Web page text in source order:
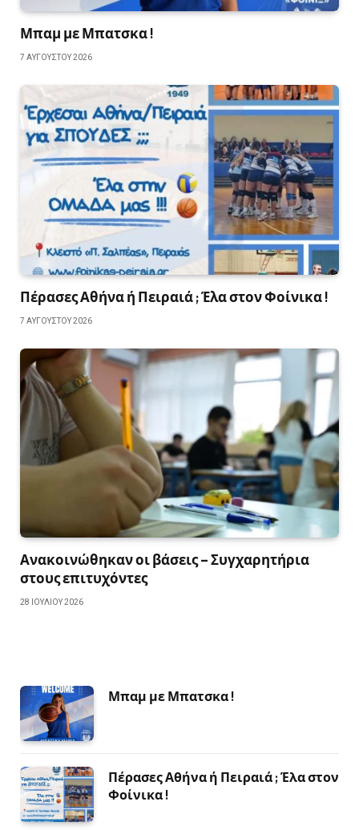
Μπαμ με Μπατσκα !
7 ΑΥΓΟΎΣΤΟΥ 2026
Πέρασες Αθήνα ή Πειραιά ; Έλα στον Φοίνικα !
7 ΑΥΓΟΎΣΤΟΥ 2026
Ανακοινώθηκαν οι βάσεις – Συγχαρητήρια
στους επιτυχόντες
28 ΙΟΥΛΊΟΥ 2026
Μπαμ με Μπατσκα !
Πέρασες Αθήνα ή Πειραιά ; Έλα στον
Φοίνικα !